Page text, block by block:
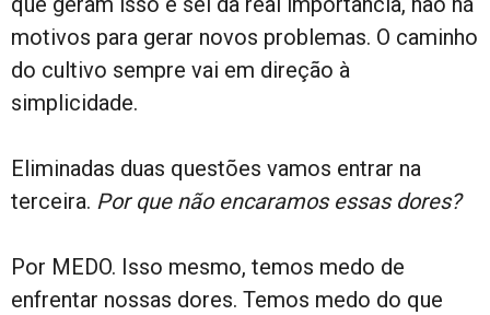
motivos para gerar novos problemas. O caminho
do cultivo sempre vai em direção à
simplicidade.
Eliminadas duas questões vamos entrar na
terceira. Por que não encaramos essas dores?
Por MEDO. Isso mesmo, temos medo de
enfrentar nossas dores. Temos medo do que